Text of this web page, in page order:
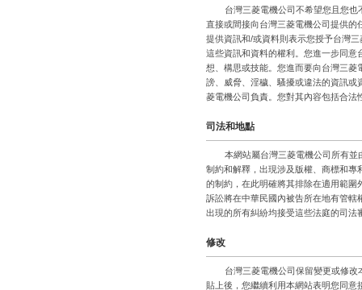
台灣三菱電機公司不希望您且您
直接或間接向台灣三菱電機公司提供
提供資訊和/或資料則表示您授予台灣
這些資訊和資料的權利。您進一步同
想、構思或技能。您進而要向台灣三
謗、威脅、淫穢、騷擾或違法的資訊
菱電機公司負責。您對其內容包括合
司法和地點
本網站屬台灣三菱電機公司所有
制約和解釋，出現涉及版權、商標和
的制約，在此明確將其排除在適用範圍
訴訟將在中華民國內被告所在地有管轄
出現的所有糾紛均接受這些法庭的司法
修改
台灣三菱電機公司保留變更或修
貼上後，您繼續利用本網站表明您同